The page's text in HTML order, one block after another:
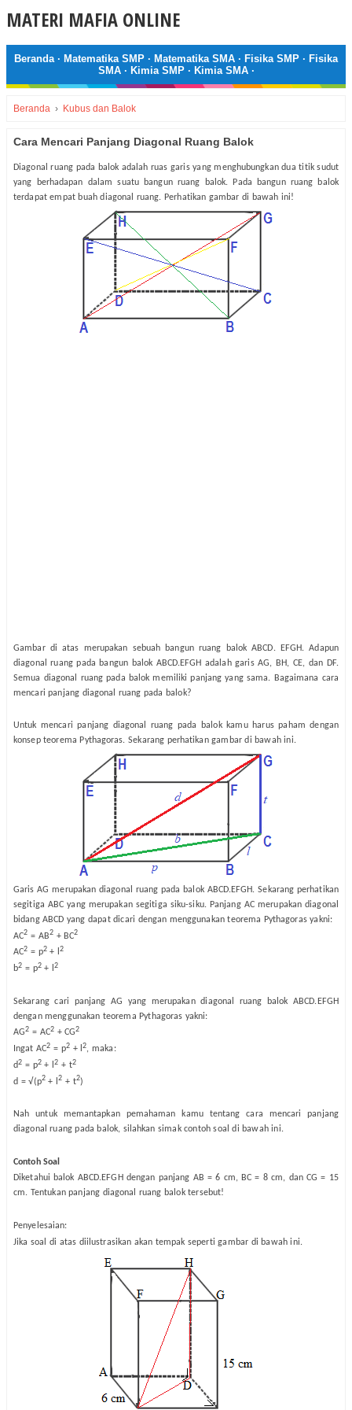
MATERI MAFIA ONLINE
Beranda· Matematika SMP · Matematika SMA · Fisika SMP · Fisika
SMA· Kimia SMP· Kimia SMA·
Beranda › Kubus dan Balok
Cara Mencari Panjang Diagonal Ruang Balok
Diagonal ruang pada balok adalah ruas garis yang menghubungkan dua titik sudut
yang berhadapan dalam suatu bangun ruang balok. Pada bangun ruang balok
terdapat empat buah diagonal ruang. Perhatikan gambar di bawah ini!
Gambar di atas merupakan sebuah bangun ruang balok ABCD. EFGH. Adapun
diagonal ruang pada bangun balok ABCD.EFGH adalah garis AG, BH, CE, dan DF.
Semua diagonal ruang pada balok memiliki panjang yang sama. Bagaimana cara
mencari panjang diagonal ruang pada balok?
Untuk mencari panjang diagonal ruang pada balok kamu harus paham dengan
konsep teorema Pythagoras. Sekarang perhatikan gambar di bawah ini.
Garis AG merupakan diagonal ruang pada balok ABCD.EFGH. Sekarang perhatikan
segitiga ABC yang merupakan segitiga siku-siku. Panjang AC merupakan diagonal
bidang ABCD yang dapat dicari dengan menggunakan teorema Pythagoras yakni:
AC2 = AB2+ BC2
AC2 = p2+ l2
b2 = p2+ l2
Sekarang cari panjang AG yang merupakan diagonal ruang balok ABCD.EFGH
dengan menggunakan teorema Pythagoras yakni:
AG2 = AC2+ CG2
Ingat AC2 = p2+ l2, maka:
d2 = p2+ l2 + t2
d = √(p2+ l2 + t2)
Nah untuk memantapkan pemahaman kamu tentang cara mencari panjang
diagonal ruang pada balok, silahkan simak contoh soal di bawah ini.
Contoh Soal
Diketahui balok ABCD.EFGH dengan panjang AB = 6 cm, BC = 8 cm, dan CG = 15
cm. Tentukan panjang diagonal ruang balok tersebut!
Penyelesaian:
Jika soal di atas diilustrasikan akan tempak seperti gambar di bawah ini.